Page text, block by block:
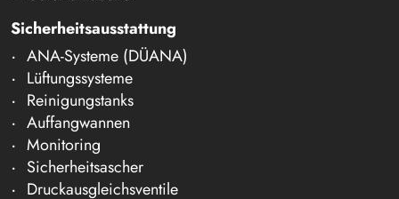
Sicherheitsausstattung
ANA-Systeme (DÜANA)
Lüftungssysteme
Reinigungstanks
Auffangwannen
Monitoring
Sicherheitsascher
Druckausgleichsventile